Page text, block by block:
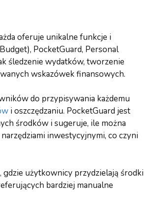
oferuje unikalne funkcje i
PocketGuard, Personal
śledzenie wydatków, tworzenie
wskazówek finansowych.
do przypisywania każdemu
i oszczędzaniu. PocketGuard jest
środków i sugeruje, ile można
inwestycyjnymi, co czyni
użytkownicy przydzielają środki
bardziej manualne